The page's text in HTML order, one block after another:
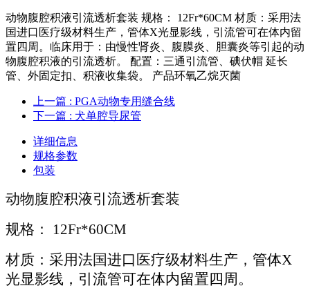
动物腹腔积液引流透析套装 规格： 12Fr*60CM 材质：采用法
国进口医疗级材料生产，管体X光显影线，引流管可在体内留
置四周。临床用于：由慢性肾炎、腹膜炎、胆囊炎等引起的动
物腹腔积液的引流透析。 配置：三通引流管、碘伏帽 延长
管、外固定扣、积液收集袋。 产品环氧乙烷灭菌
上一篇 : PGA动物专用缝合线
下一篇 : 犬单腔导尿管
详细信息
规格参数
包装
动物腹腔积液引流透析套装
规格： 12Fr*60CM
材质： 采用法国进口医疗级材料生产， 管体X
光显影线，引流管可在体内留置四周。